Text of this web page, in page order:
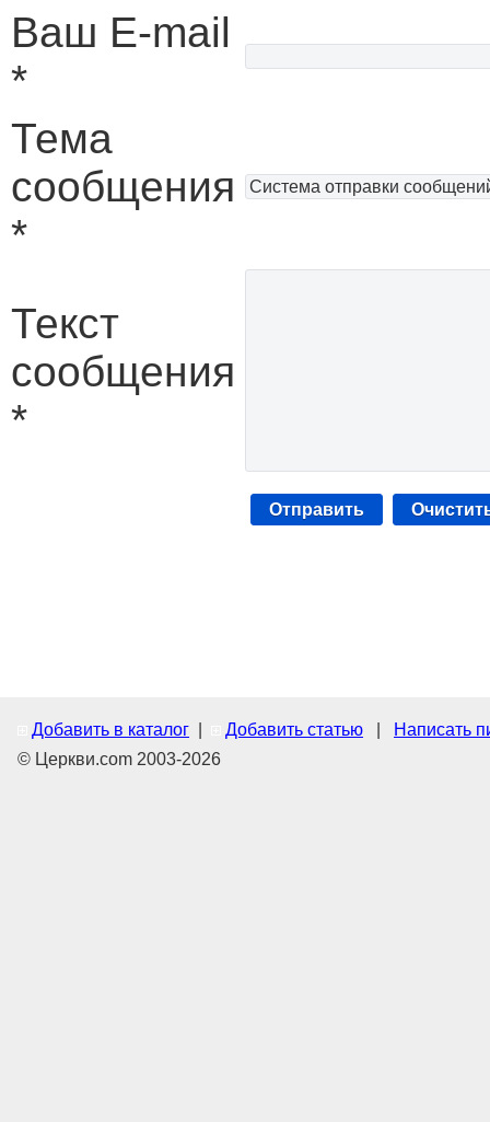
Ваш E-mail
*
Тема
сообщения
*
Текст
сообщения
*
Добавить в каталог Добавить статью
Написать
© Церкви.com 2003-2026